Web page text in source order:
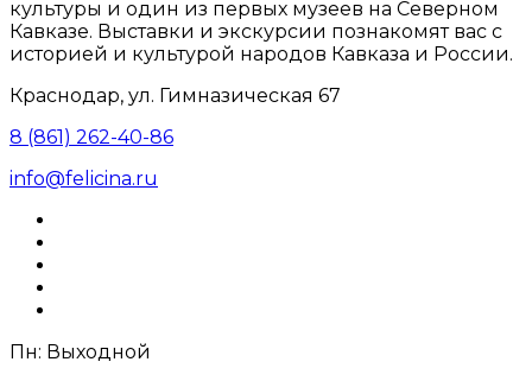
культуры и один из первых музеев на Северном
Кавказе. Выставки и экскурсии познакомят вас с
историей и культурой народов Кавказа и России.
Краснодар, ул. Гимназическая 67
8 (861) 262-40-86
info@felicina.ru
Пн: Выходной